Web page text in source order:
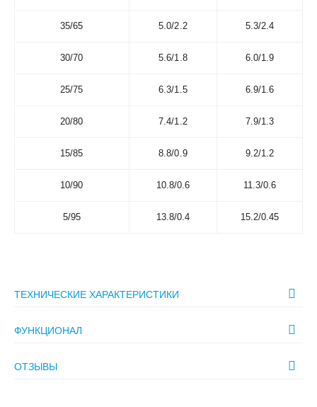
35/65 5.0/2.2 5.3/2.4
30/70 5.6/1.8 6.0/1.9
25/75 6.3/1.5 6.9/1.6
20/80 7.4/1.2 7.9/1.3
15/85 8.8/0.9 9.2/1.2
10/90 10.8/0.6 11.3/0.6
5/95 13.8/0.4 15.2/0.45
ТЕХНИЧЕСКИЕ ХАРАКТЕРИСТИКИ
ФУНКЦИОНАЛ
ОТЗЫВЫ